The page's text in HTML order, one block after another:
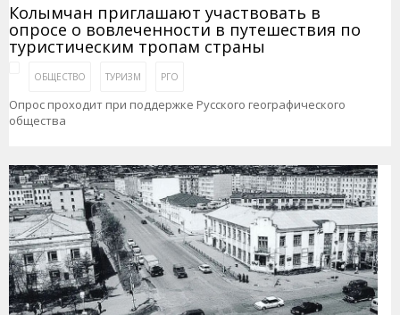
Колымчан приглашают участвовать в
опросе о вовлеченности в путешествия по
туристическим тропам страны
ОБЩЕСТВО ТУРИЗМ РГО
Опрос проходит при поддержке Русского географического
общества